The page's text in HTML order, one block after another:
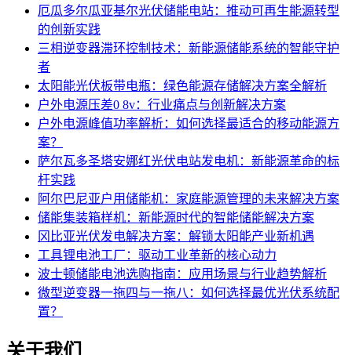
厄瓜多尔瓜亚基尔光伏储能电站：推动可再生能源转型
的创新实践
三相逆变器滞环控制技术：新能源储能系统的智能守护
者
太阳能光伏板带电瓶：绿色能源存储解决方案全解析
户外电源压差0 8v：行业痛点与创新解决方案
户外电源峰值功率解析：如何选择最适合的移动能源方
案？
萨尔瓦多圣塔安娜红光伏电站发电机：新能源革命的标
杆实践
阿尔巴尼亚户用储能机：家庭能源管理的未来解决方案
储能集装箱样机：新能源时代的智能储能解决方案
冈比亚光伏发电解决方案：解锁太阳能产业新机遇
工具锂电池工厂：驱动工业革新的核心动力
波士顿储能电池选购指南：应用场景与行业趋势解析
微型逆变器一拖四与一拖八：如何选择最优光伏系统配
置？